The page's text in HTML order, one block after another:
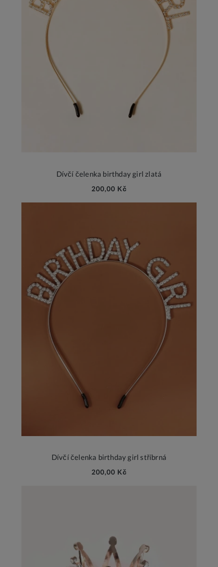
Dívčí čelenka birthday girl zlatá
200,00 Kč
Dívčí čelenka birthday girl stříbrná
200,00 Kč